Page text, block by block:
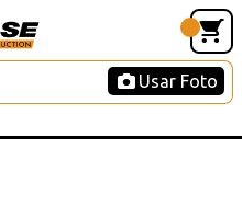
Usar Foto